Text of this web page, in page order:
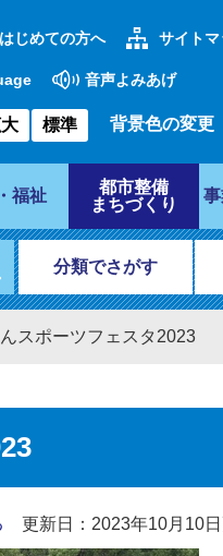
はじめての方へ サイトマ
音声よみあげ
標準 背景色の変更
福祉
都市整備
まちづくり
分類でさがす
スポーツフェスタ2023
更新日：2023年10月10